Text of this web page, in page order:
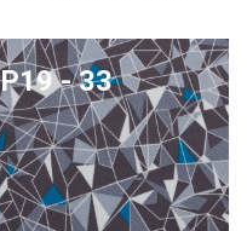
P19 - 33